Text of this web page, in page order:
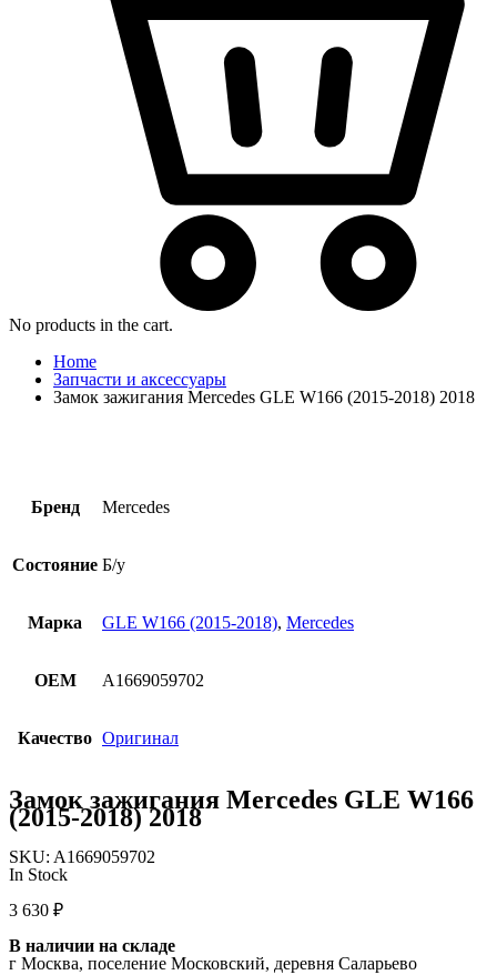
No products in the cart.
Home
Запчасти и аксессуары
Замок зажигания Mercedes GLE W166 (2015-2018) 2018
Бренд Mercedes
Состояние Б/у
Марка GLE W166 (2015-2018), Mercedes
OEM A1669059702
Качество Оригинал
Замок зажигания Mercedes GLE W166
(2015-2018) 2018
SKU: A1669059702
In Stock
3 630 ₽
В наличии на складе
г Москва, поселение Московский, деревня Саларьево